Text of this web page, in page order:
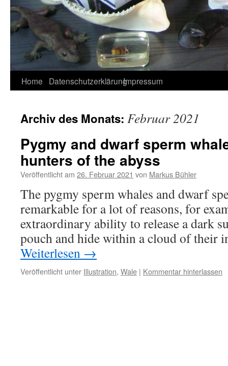
Home DatenschutzerklärungImpressum
Archiv des Monats: Februar 2021
Pygmy and dwarf sperm
hunters of the abyss
Veröffentlicht am 26. Februar 2021 von Markus Bühler
The pygmy sperm whales and dwarf
remarkable for a lot of reasons, for
extraordinary ability to release a dark
pouch and hide within a cloud of their
Weiterlesen →
Veröffentlicht unter Illustration, Wale | Kommentar hinterlassen